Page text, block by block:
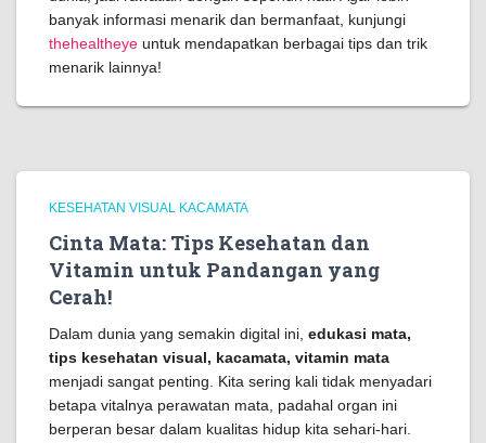
banyak informasi menarik dan bermanfaat, kunjungi
thehealtheye untuk mendapatkan berbagai tips dan trik
menarik lainnya!
KESEHATAN VISUAL KACAMATA
Cinta Mata: Tips Kesehatan dan
Vitamin untuk Pandangan yang
Cerah!
Dalam dunia yang semakin digital ini, edukasi mata,
tips kesehatan visual, kacamata, vitamin mata
menjadi sangat penting. Kita sering kali tidak menyadari
betapa vitalnya perawatan mata, padahal organ ini
berperan besar dalam kualitas hidup kita sehari-hari.